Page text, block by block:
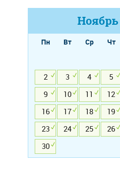
Ноябрь
Пн Вт Ср Чт
2
3 4 5
9
10 11 12
16
17 18 19
23
24 25 26
30